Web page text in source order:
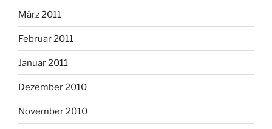
März 2011
Februar 2011
Januar 2011
Dezember 2010
November 2010